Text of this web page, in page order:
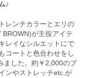
♪
レンチカラーとエリの
が主役アイテ
レイなシルエットにで
コートと色合わせをし
ました。約￥2,000のプ
ンやストレッチetc.が